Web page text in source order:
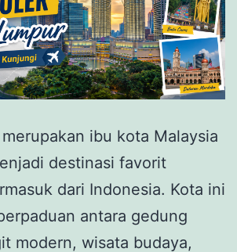
ibu kota Malaysia
destinasi favorit
dari Indonesia. Kota ini
antara gedung
modern, wisata budaya,